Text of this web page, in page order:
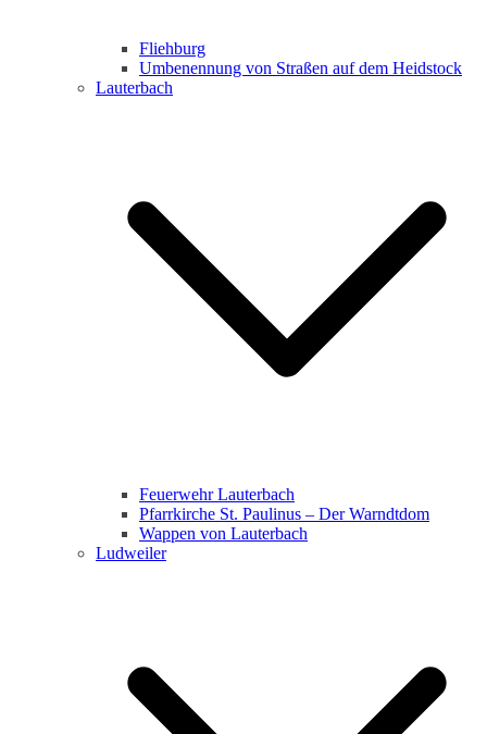
Fliehburg
Umbenennung von Straßen auf dem Heidstock
Lauterbach
Feuerwehr Lauterbach
Pfarrkirche St. Paulinus – Der Warndtdom
Wappen von Lauterbach
Ludweiler